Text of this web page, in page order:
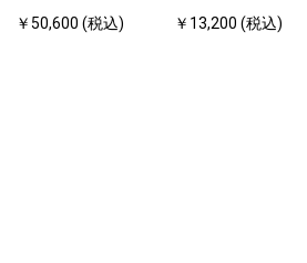
￥50,600 (税込) ￥13,200 (税込)